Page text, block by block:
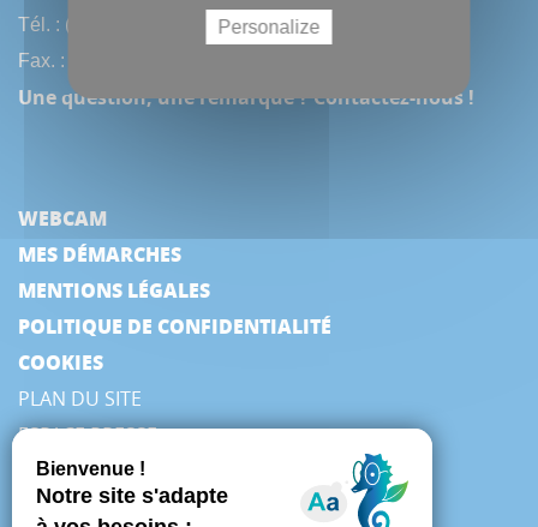
Tél. : (33) 3 22 97 40 40
Fax. : (33) 3 22 97 42 53
Une question, une remarque ? Contactez-nous !
WEBCAM
MES DÉMARCHES
MENTIONS LÉGALES
POLITIQUE DE CONFIDENTIALITÉ
COOKIES
PLAN DU SITE
ESPACE PRESSE
Personalize